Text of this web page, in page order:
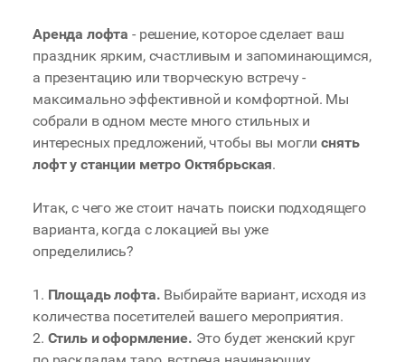
Аренда лофта - решение, которое сделает ваш
праздник ярким, счастливым и запоминающимся,
а презентацию или творческую встречу -
максимально эффективной и комфортной. Мы
собрали в одном месте много стильных и
интересных предложений, чтобы вы моглиснять
лофт у станции метро Октябрьская.
Итак, с чего же стоит начать поиски подходящего
варианта, когда с локацией вы уже
определились?
1. Площадь лофта. Выбирайте вариант, исходя из
количества посетителей вашего мероприятия.
2. Стиль и оформление. Это будет женский круг